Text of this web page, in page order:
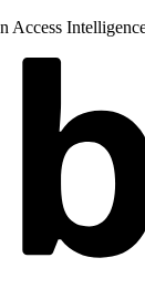
Access